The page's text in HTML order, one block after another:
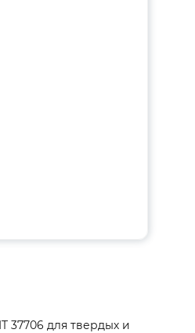
37706 для твердых и